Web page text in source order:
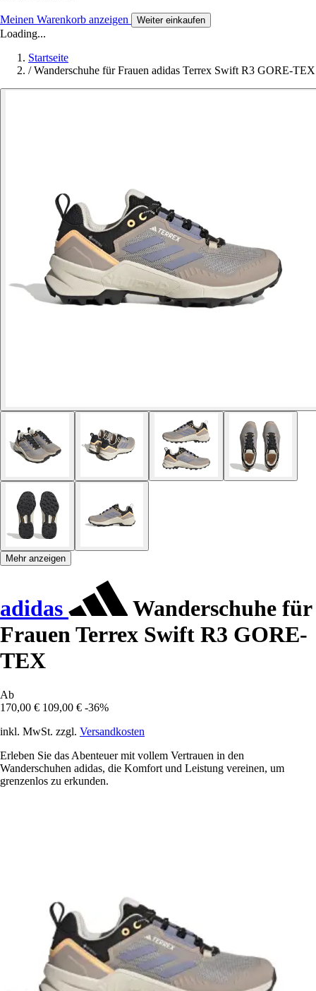
Meinen Warenkorb anzeigen Weiter einkaufen
Loading...
Startseite
/ Wanderschuhe für Frauen adidas Terrex Swift R3 GORE-TEX
Mehr anzeigen
adidas
Wanderschuhe für
Frauen Terrex Swift R3 GORE-
TEX
Ab
170,00 € 109,00 € -36%
inkl. MwSt. zzgl. Versandkosten
Erleben Sie das Abenteuer mit vollem Vertrauen in den
Wanderschuhen adidas, die Komfort und Leistung vereinen, um
grenzenlos zu erkunden.